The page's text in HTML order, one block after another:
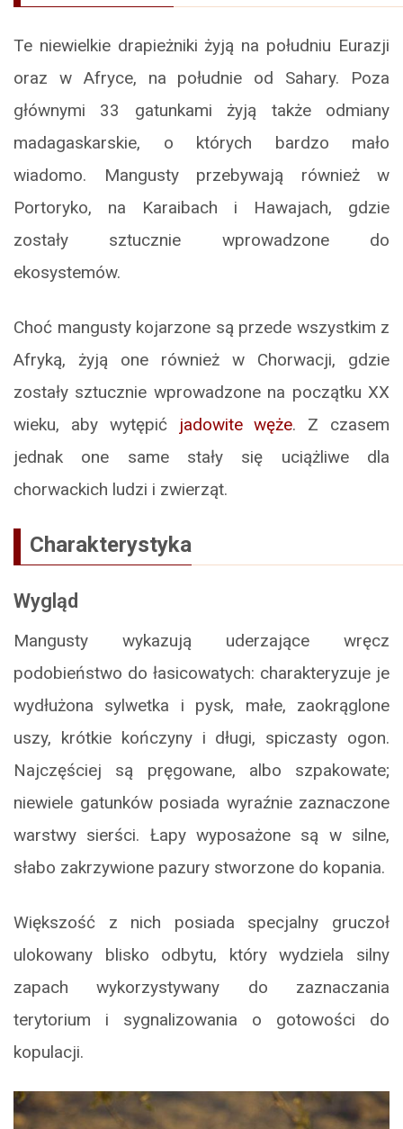
Te niewielkie drapieżniki żyją na południu Eurazji
oraz w Afryce, na południe od Sahary. Poza
głównymi 33 gatunkami żyją także odmiany
madagaskarskie, o których bardzo mało
wiadomo. Mangusty przebywają również w
Portoryko, na Karaibach i Hawajach, gdzie
zostały sztucznie wprowadzone do
ekosystemów.
Choć mangusty kojarzone są przede wszystkim z
Afryką, żyją one również w Chorwacji, gdzie
zostały sztucznie wprowadzone na początku XX
wieku, aby wytępić
jadowite węże. Z czasem
jednak one same stały się uciążliwe dla
chorwackich ludzi i zwierząt.
Charakterystyka
Wygląd
Mangusty wykazują uderzające wręcz
podobieństwo do łasicowatych: charakteryzuje je
wydłużona sylwetka i pysk, małe, zaokrąglone
uszy, krótkie kończyny i długi, spiczasty ogon.
Najczęściej są pręgowane, albo szpakowate;
niewiele gatunków posiada wyraźnie zaznaczone
warstwy sierści. Łapy wyposażone są w silne,
słabo zakrzywione pazury stworzone do kopania.
Większość z nich posiada specjalny gruczoł
ulokowany blisko odbytu, który wydziela silny
zapach wykorzystywany do zaznaczania
terytorium i sygnalizowania o gotowości do
kopulacji.